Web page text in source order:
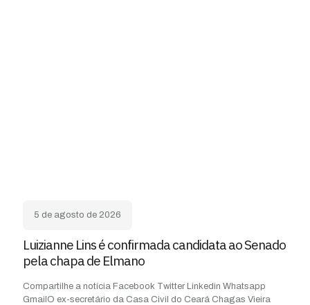
5 de agosto de 2026
Luizianne Lins é confirmada candidata ao Senado
pela chapa de Elmano
Compartilhe a notícia Facebook Twitter Linkedin Whatsapp
GmailO ex-secretário da Casa Civil do Ceará Chagas Vieira